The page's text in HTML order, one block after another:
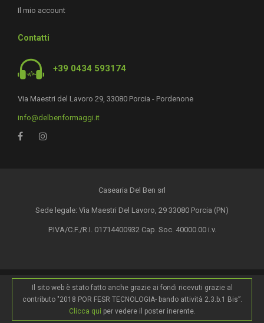
Il mio account
Contatti
+39 0434 593174
Via Maestri del Lavoro 29, 33080 Porcia - Pordenone
info@delbenformaggi.it
Casearia Del Ben srl
Sede legale: Via Maestri Del Lavoro, 29 33080 Porcia (PN)
P.IVA/C.F./R.I. 01714400932 Cap. Soc. 40000.00 i.v.
Il sito web è stato fatto anche grazie ai fondi ricevuti grazie al
contributo "2018 POR FESR TECNOLOGIA- bando attività 2.3.b.1 Bis”.
Clicca qui per vedere il poster inerente.